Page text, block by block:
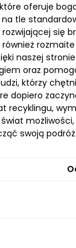
oferuje
tle
się
naszej
oraz
którzy
dopiero
świat
swoją